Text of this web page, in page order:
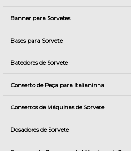
Banner para Sorvetes
Bases para Sorvete
Batedores de Sorvete
Conserto de Peça para Italianinha
Consertos de Máquinas de Sorvete
Dosadores de Sorvete